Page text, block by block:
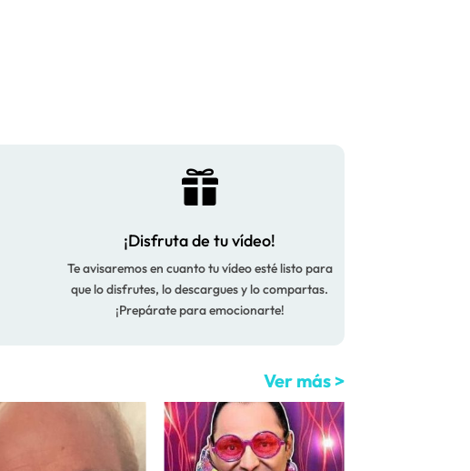

¡Disfruta de tu vídeo!
Te avisaremos en cuanto tu vídeo esté listo para
que lo disfrutes, lo descargues y lo compartas.
¡Prepárate para emocionarte!
Ver más >